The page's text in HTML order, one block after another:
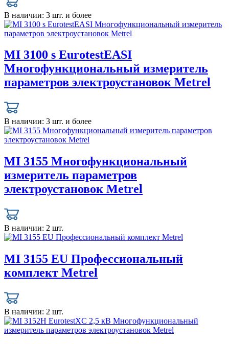
В наличии: 3 шт. и более
MI 3100 s EurotestEASI
Многофункциональный измеритель
параметров электроустановок Metrel
В наличии: 3 шт. и более
MI 3155 Многофункциональный
измеритель параметров
электроустановок Metrel
В наличии: 2 шт.
MI 3155 EU Профессиональный
комплект Metrel
В наличии: 2 шт.